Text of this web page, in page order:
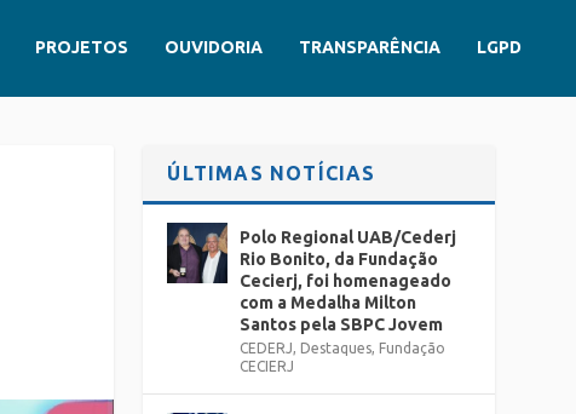
PROJETOS OUVIDORIA TRANSPARÊNCIA LGPD
ÚLTIMAS NOTÍCIAS
Polo Regional UAB/Cederj
Rio Bonito, da Fundação
Cecierj, foi homenageado
com a Medalha Milton
Santos pela SBPC Jovem
CEDERJ, Destaques, Fundação
CECIERJ